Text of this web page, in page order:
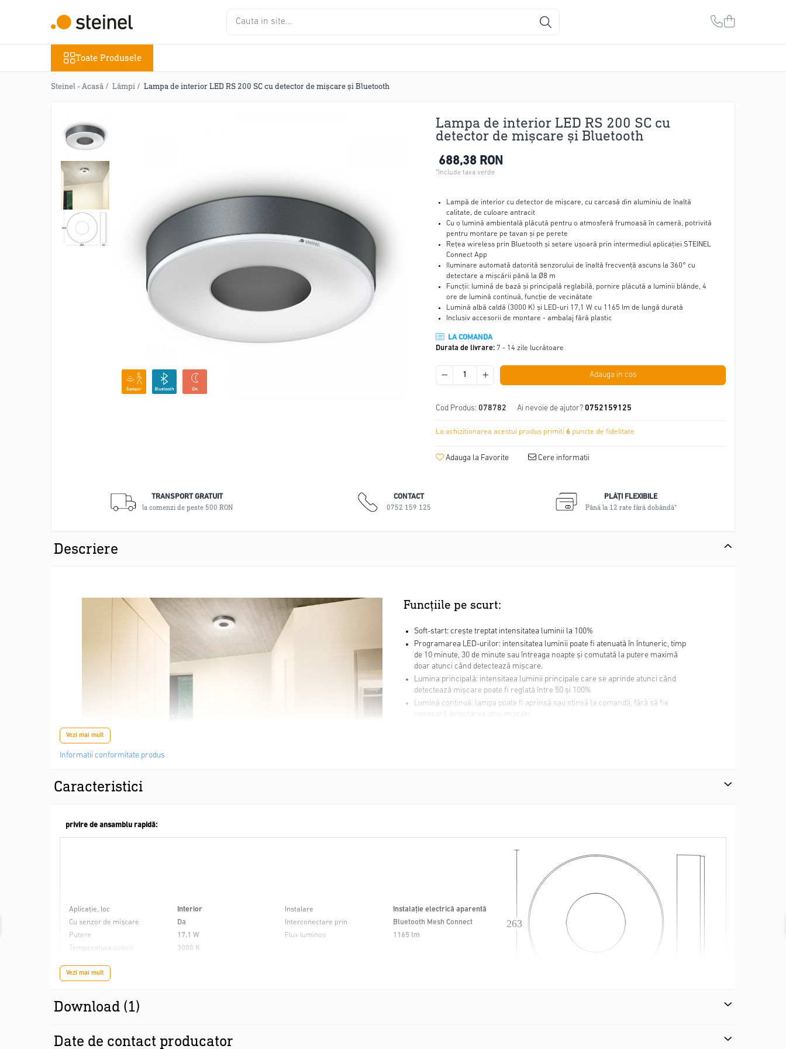
Lampi de exterior
Lămpi de grădină
Lămpi de interior
Senzori crepusculari
Toate Produsele
Steinel - Acasă / Lămpi / Lampa de interior LED RS 200 SC cu detector de mișcare și Bluetooth
Lampa de interior LED RS 200 SC cu
detector de mișcare și Bluetooth
688,38 RON
Lampă de interior cu detector de mișcare, cu carcasă din aluminiu de înaltă
calitate, de culoare antracit
Cu o lumină ambientală plăcută pentru o atmosferă frumoasă în cameră, potrivită
pentru montare pe tavan și pe perete
Rețea wireless prin Bluetooth și setare ușoară prin intermediul aplicației STEINEL
Connect App
Iluminare automată datorită senzorului de înaltă frecvență ascuns la 360° cu
detectare a mișcării până la Ø8 m
Funcții: lumină de bază și principală reglabilă, pornire plăcută a luminii blânde, 4
ore de lumină continuă, funcție de vecinătate
Lumină albă caldă (3000 K) și LED-uri 17,1 W cu 1165 lm de lungă durată
Inclusiv accesorii de montare - ambalaj fără plastic
LA COMANDA
Durata de livrare: 7 - 14 zile lucrătoare
Adauga in cos
Cod Produs: 078782 Ai nevoie de ajutor? 0752159125
La achizitionarea acestui produs primiti6 puncte de fidelitate
Adauga la Favorite Cere informatii
TRANSPORT GRATUIT
la comenzi de peste 500 RON
CONTACT
0752 159 125
PLĂȚI FLEXIBILE
Până la 12 rate fără dobândă*
Descriere
Funcțiile pe scurt:
Soft-start: crește treptat intensitatea luminii la 100%
Programarea LED-urilor: intensitatea luminii poate fi atenuată în întuneric, timp
de 10 minute, 30 de minute sau întreaga noapte și comutată la putere maximă
doar atunci când detectează mișcare.
Lumina principală: intensitaea luminii principale care se aprinde atunci când
detectează mișcare poate fi reglată între 50 și 100%
Lumină continuă: lampa poate fi aprinsă sau stinsă la comandă, fără să fie
necesară detectarea unei mișcări.
Vezi mai mult
Informatii conformitate produs
Caracteristici
privire de ansamblu rapidă:
Aplicație, loc Interior Instalare
Instalație electrică aparentă
Cu senzor de mișcare
Da Interconectare prin
Bluetooth Mesh Connect
Putere
17,1 W Flux luminos
1165 lm
Temperatura culorii
3000 K
Vezi mai mult
Download (1)
Date de contact producator